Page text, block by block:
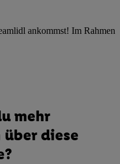
ankommst! Im Rahmen
mehr
diese